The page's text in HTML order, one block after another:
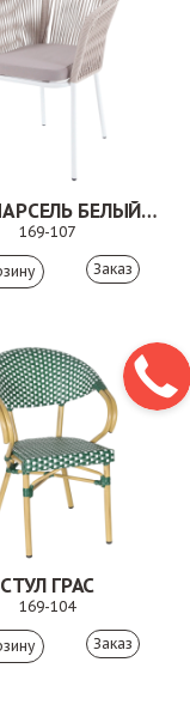
СТУЛ МАРСЕЛЬ БЕЛЫЙ/БЕЖЕВЫЙ
169-107
Заказ
СТУЛ ГРАС
169-104
Заказ